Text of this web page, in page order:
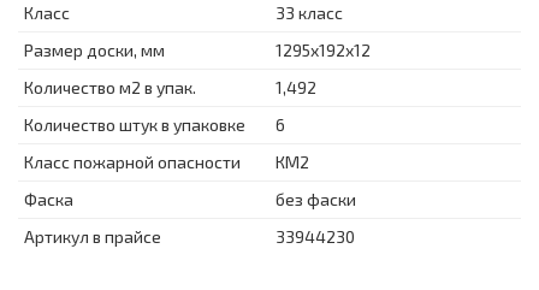
Класс
33 класс
Размер доски, мм
1295x192x12
Количество м2 в упак.
1,492
Количество штук в упаковке
6
Класс пожарной опасности
КМ2
Фаска
без фаски
Артикул в прайсе
33944230